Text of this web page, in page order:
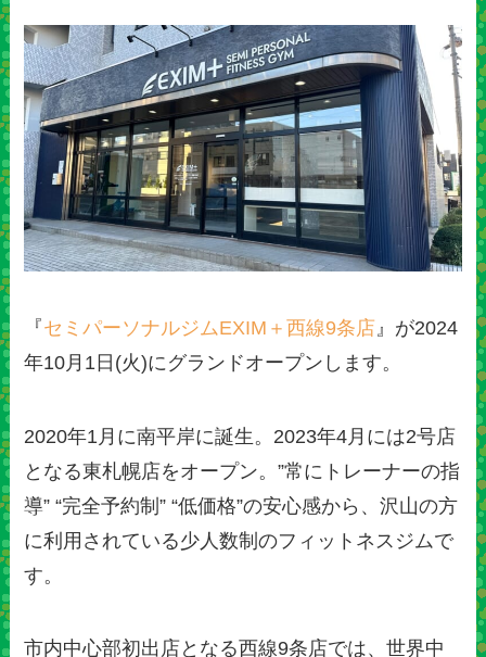
『セミパーソナルジムEXIM＋西線9条店 』が2024
年10月1日(火)にグランドオープンします。
2020年1月に南平岸に誕生。2023年4月には2号店
となる東札幌店をオープン。”常にトレーナーの指
導” “完全予約制” “低価格”の安心感から、沢山の方
に利用されている少人数制のフィットネスジムで
す。
市内中心部初出店となる西線9条店では、世界中